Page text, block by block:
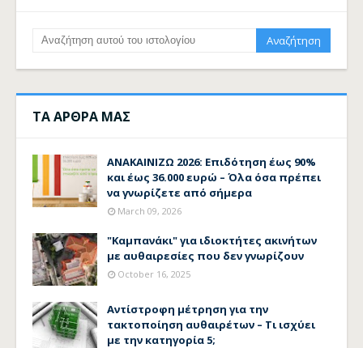
ΤΑ ΑΡΘΡΑ ΜΑΣ
ΑΝΑΚΑΙΝΙΖΩ 2026: Επιδότηση έως 90%
και έως 36.000 ευρώ – Όλα όσα πρέπει
να γνωρίζετε από σήμερα
March 09, 2026
"Καμπανάκι" για ιδιοκτήτες ακινήτων
με αυθαιρεσίες που δεν γνωρίζουν
October 16, 2025
Αντίστροφη μέτρηση για την
τακτοποίηση αυθαιρέτων – Τι ισχύει
με την κατηγορία 5;